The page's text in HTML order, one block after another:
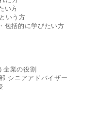
い方
いう方
包括的に学びたい方
業の役割
シニアアドバイザー